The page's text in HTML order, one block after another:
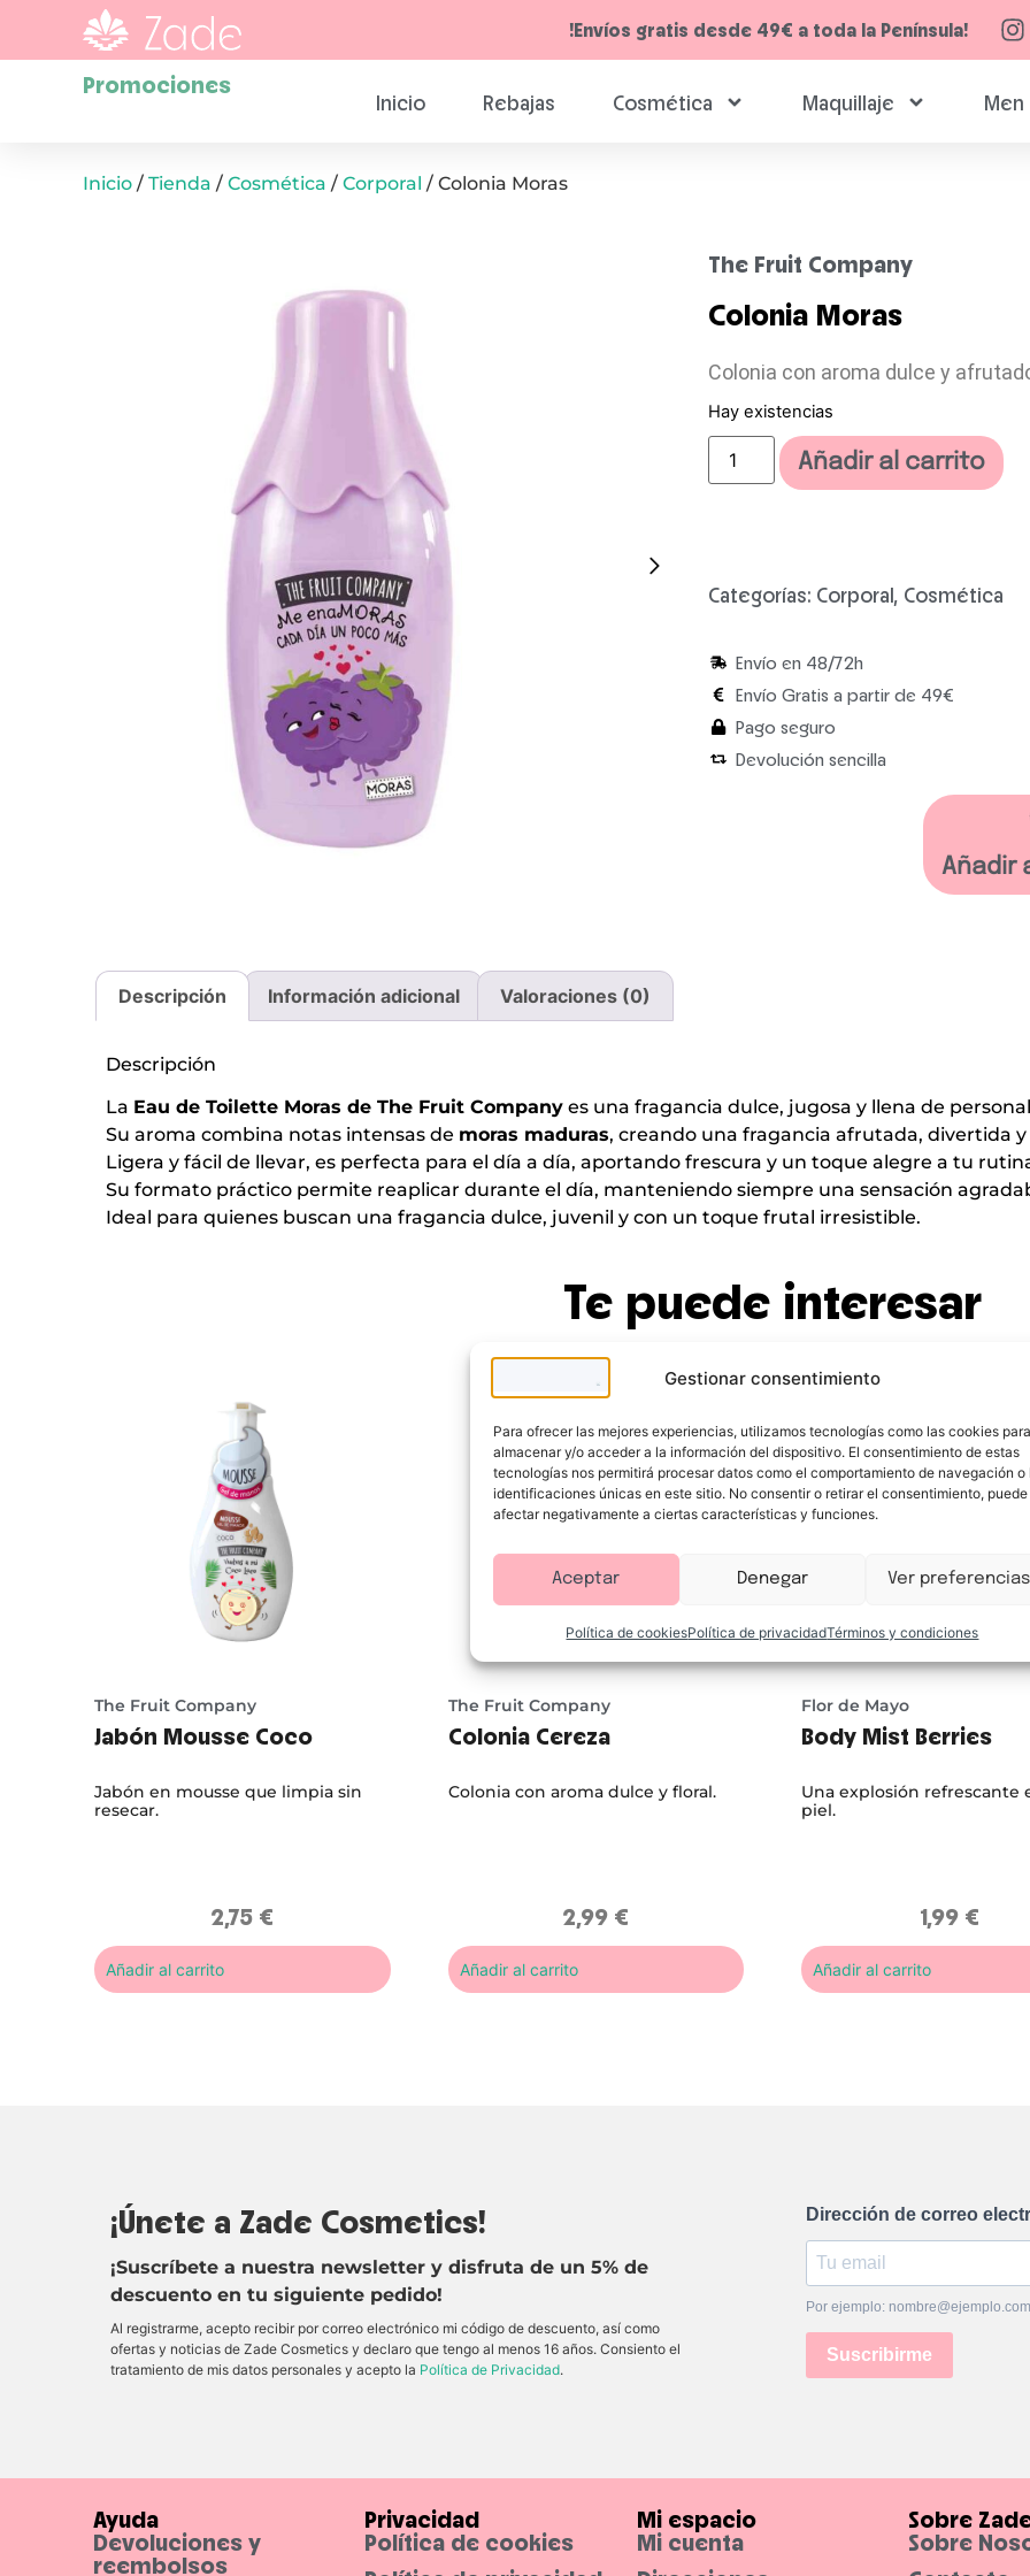
Gestionar consentimiento
Para ofrecer las mejores experiencias, utilizamos tecnologías como las cookies para
almacenar y/o acceder a la información del dispositivo. El consentimiento de estas
tecnologías nos permitirá procesar datos como el comportamiento de navegación o
identificaciones únicas en este sitio. No consentir o retirar el consentimiento, puede
afectar negativamente a ciertas características y funciones.
Aceptar Denegar Ver preferencias
Política de cookiesPolítica de privacidadTérminos y condiciones
!Envíos gratis desde 49€ a toda la Península!
Promociones
Inicio Rebajas Cosmética Maquillaje Men
Inicio / Tienda / Cosmética / Corporal / Colonia Moras
The Fruit Company
Colonia Moras
Colonia con aroma dulce y
Hay existencias
Añadir al carrito
Categorías: Corporal, Cosmética
Envío en 48/72h
Envío Gratis a partir de 49€
Pago seguro
Devolución sencilla
Añadir
Descripción Información adicional Valoraciones (0)
Descripción
La Eau de Toilette Moras de The Fruit Company es una fragancia dulce, jugosa y llena de
Su aroma combina notas intensas de moras maduras, creando una fragancia afrutada, divertida
Ligera y fácil de llevar, es perfecta para el día a día, aportando frescura y un toque alegre a tu
Su formato práctico permite reaplicar durante el día, manteniendo siempre una sensación
Ideal para quienes buscan una fragancia dulce, juvenil y con un toque frutal irresistible.
Te puede interesar
The Fruit Company
Jabón Mousse Coco
Jabón en mousse que limpia sin
resecar.
2,75 €
Añadir al carrito
The Fruit Company
Colonia Cereza
Colonia con aroma dulce y floral.
2,99 €
Añadir al carrito
Flor de Mayo
Body Mist Berries
Una explosión refrescante
piel.
1,99 €
Añadir al carrito
¡Únete a Zade Cosmetics!
¡Suscríbete a nuestra newsletter y disfruta de un 5% de
descuento en tu siguiente pedido!
Al registrarme, acepto recibir por correo electrónico mi código de descuento, así como
ofertas y noticias de Zade Cosmetics y declaro que tengo al menos 16 años. Consiento el
tratamiento de mis datos personales y acepto la Política de Privacidad.
Dirección de correo
Por ejemplo: nombre@ejemplo.com
Suscribirme
Ayuda
Devoluciones y
reembolsos
Privacidad
Política de cookies
Mi espacio
Mi cuenta
Sobre
Sobre